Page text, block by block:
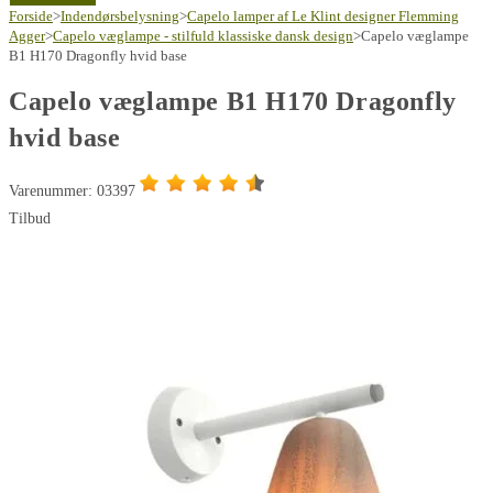
695,00 kr..447,00 kr..
B1
H170
Dragonfly
base
antal
Forside>Indendørsbelysning>Capelo lamper af Le Klint designer Flemming
Agger>Capelo væglampe - stilfuld klassiske dansk design>Capelo væglampe
B1 H170 Dragonfly hvid base
Capelo væglampe B1 H170 Dragonfly
hvid base
Varenummer: 03397
Tilbud